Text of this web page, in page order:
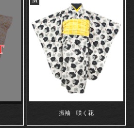
振袖 咲く花